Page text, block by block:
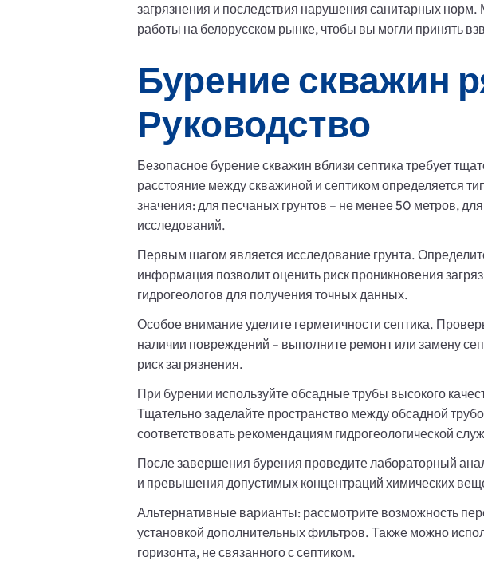
загрязнения и последствия нарушения санитарных
работы на белорусском рынке, чтобы вы могли принять
Бурение скважин
Руководство
Безопасное бурение скважин вблизи септика требует
расстояние между скважиной и септиком определяется
значения: для песчаных грунтов – не менее 50 метров,
исследований.
Первым шагом является исследование грунта.
информация позволит оценить риск проникновения
гидрогеологов для получения точных данных.
Особое внимание уделите герметичности септика.
наличии повреждений – выполните ремонт или замену
риск загрязнения.
При бурении используйте обсадные трубы высокого
Тщательно заделайте пространство между обсадной
соответствовать рекомендациям гидрогеологической
После завершения бурения проведите лабораторный
и превышения допустимых концентраций химических
Альтернативные варианты: рассмотрите возможность
установкой дополнительных фильтров. Также можно
горизонта, не связанного с септиком.